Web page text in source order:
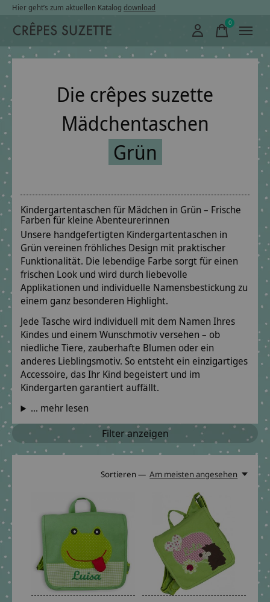
Hier geht’s zum aktuellen Katalog download
0items
Die crêpes suzette
Mädchentaschen
Grün
Kindergartentaschen für Mädchen in Grün – Frische
Farben für kleine Abenteurerinnen
Unsere handgefertigten Kindergartentaschen in
Grün vereinen fröhliches Design mit praktischer
Funktionalität. Die lebendige Farbe sorgt für einen
frischen Look und wird durch liebevolle
Applikationen und individuelle Namensbestickung zu
einem ganz besonderen Highlight.
Jede Tasche wird individuell mit dem Namen Ihres
Kindes und einem Wunschmotiv versehen – ob
niedliche Tiere, zauberhafte Blumen oder ein
anderes Lieblingsmotiv. So entsteht ein einzigartiges
Accessoire, das Ihr Kind begeistert und im
Kindergarten garantiert auffällt.
... mehr lesen
Filter anzeigen
Sortieren — Am meisten angesehen